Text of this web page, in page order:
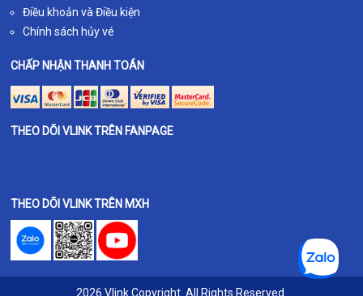
Điều khoản và Điều kiện
Chính sách hủy vé
CHẤP NHẬN THANH TOÁN
THEO DÕI VLINK TRÊN FANPAGE
THEO DÕI VLINK TRÊN MXH
2026 Vlink Copyright. All Rights Reserved.